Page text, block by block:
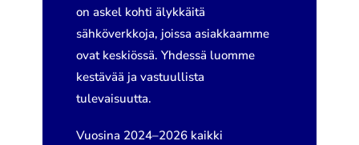
on askel kohti älykkäitä
sähköverkkoja, joissa asiakkaamme
ovat keskiössä. Yhdessä luomme
kestävää ja vastuullista
tulevaisuutta.
Vuosina 2024–2026 kaikki